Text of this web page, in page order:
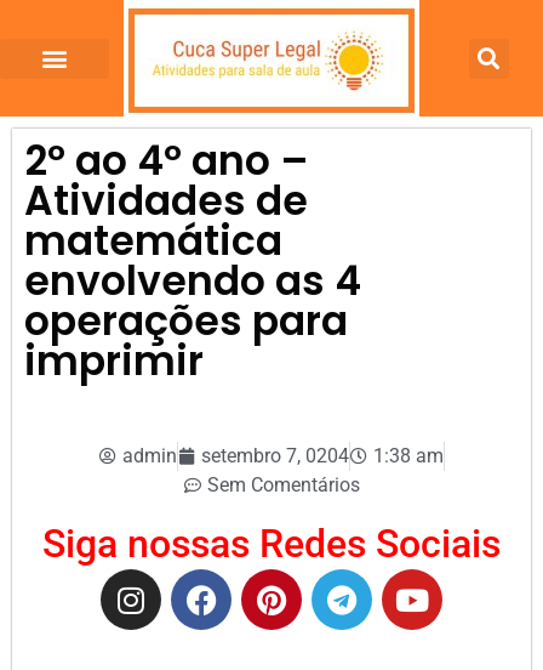
2º ao 4º ano –
Atividades de
matemática
envolvendo as 4
operações para
imprimir
admin setembro 7, 0204
1:38 am
Sem Comentários
Siga nossas Redes Sociais